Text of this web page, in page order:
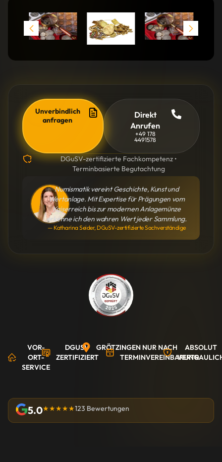
Unverbindlich
anfragen
Direkt
Anrufen
+49 178
4491578
DGuSV-zertifizierte Fachkompetenz •
Terminbasierte Begutachtung
Numismatik vereint Geschichte, Kunst und
Wertanlage. Mit Expertise für Prägungen vom
Kaiserreich bis zur modernen Anlagemünze
erkenne ich den wahren Wert jeder Sammlung.
— Katharina Seider, DGuSV-zertifizierte Sachverständige
VOR-
ORT-
SERVICE
DGUSV
ZERTIFIZIERT
GRÖTZINGEN NUR NACH
TERMINVEREINBARUNG
ABSOLUT
5.0★★★★★123 Bewertungen